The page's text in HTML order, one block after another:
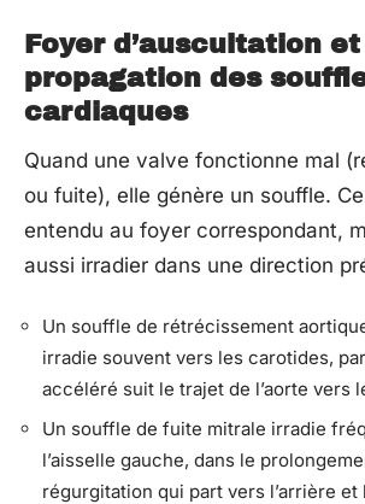
Foyer d’auscultation et
propagation des
cardiaques
Quand une valve fonctionne mal
ou fuite), elle génère un souffle.
entendu au foyer correspondant,
aussi irradier dans une direction
Un souffle de rétrécissement
irradie souvent vers les carotides,
accéléré suit le trajet de l’aorte vers
Un souffle de fuite mitrale irradie
l’aisselle gauche, dans le
régurgitation qui part vers l’arrière et